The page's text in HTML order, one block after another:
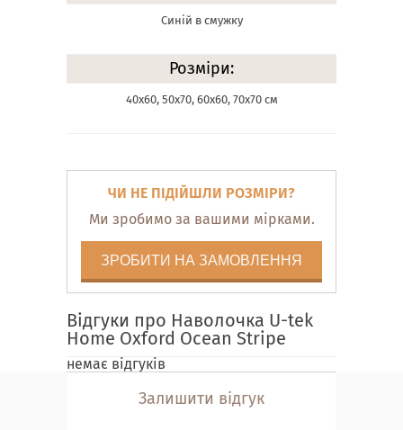
Синій в смужку
Розміри:
40х60, 50х70, 60х60, 70х70 см
ЧИ НЕ ПІДІЙШЛИ РОЗМІРИ?
Ми зробимо за вашими мірками.
ЗРОБИТИ НА ЗАМОВЛЕННЯ
Відгуки про Наволочка U-tek
Home Oxford Ocean Stripe
немає відгуків
Залишити відгук